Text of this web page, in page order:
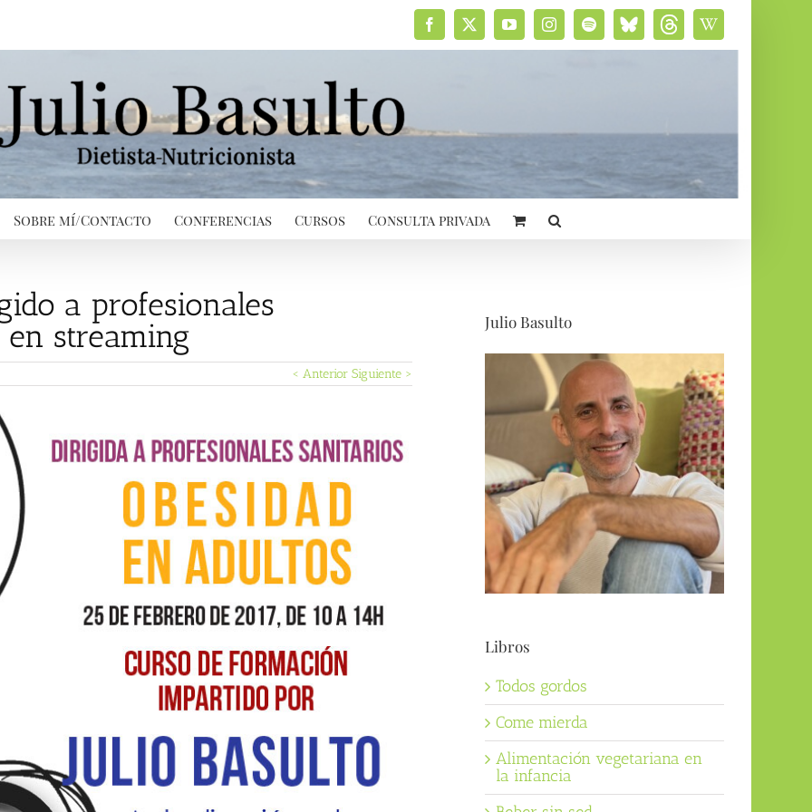
Facebook
X YouTubeInstagramSpotifyBluesky
social
ThreadsWikipedia
Sobre mí/Contacto Conferencias Cursos Consulta privada
a profesionales
streaming
< Anterior Siguiente >
Julio Basulto
Libros
Todos gordos
Come mierda
Alimentación vegetariana en
la infancia